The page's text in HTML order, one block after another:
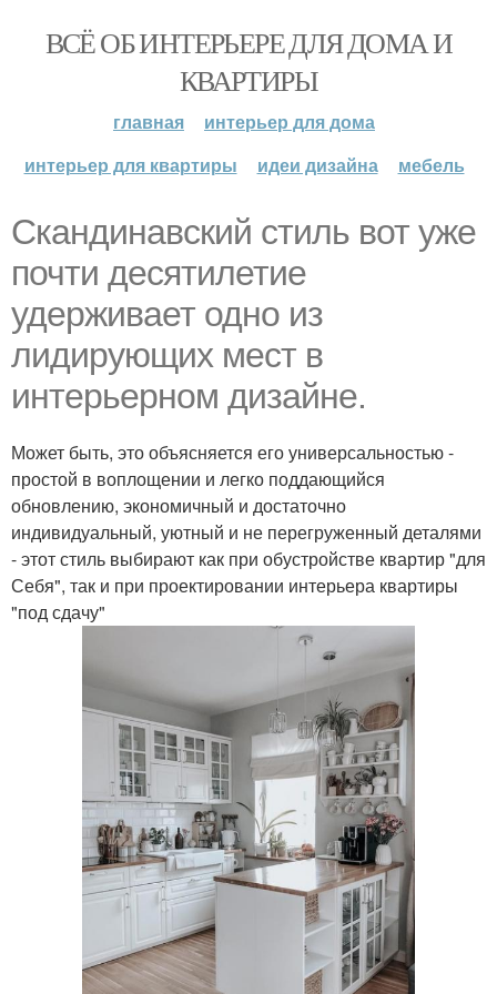
ВСЁ ОБ ИНТЕРЬЕРЕ ДЛЯ ДОМА И
КВАРТИРЫ
главная
интерьер для дома
интерьер для квартиры
идеи дизайна мебель
Скандинавский стиль вот уже
почти десятилетие
удерживает одно из
лидирующих мест в
интерьерном дизайне.
Может быть, это объясняется его универсальностью -
простой в воплощении и легко поддающийся
обновлению, экономичный и достаточно
индивидуальный, уютный и не перегруженный деталями
- этот стиль выбирают как при обустройстве квартир "для
Себя", так и при проектировании интерьера квартиры
"под сдачу"